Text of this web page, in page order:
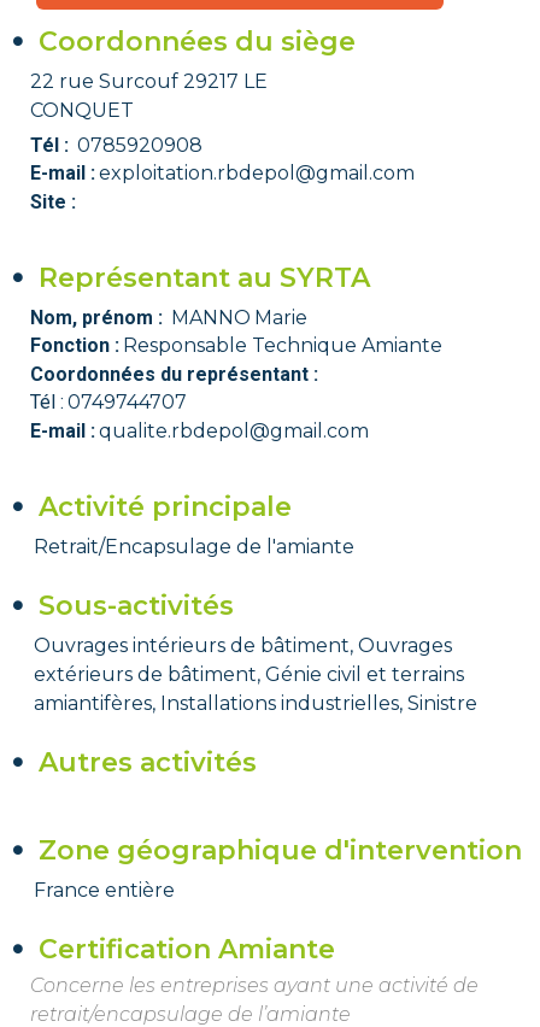
Coordonnées du siège
22 rue Surcouf 29217 LE
CONQUET
Tél : 0785920908
E-mail :exploitation.rbdepol@gmail.com
Site :
Représentant au SYRTA
Nom, prénom : MANNO Marie
Fonction : Responsable Technique Amiante
Coordonnées du représentant :
Tél : 0749744707
E-mail :qualite.rbdepol@gmail.com
Activité principale
Retrait/Encapsulage de l'amiante
Sous-activités
Ouvrages intérieurs de bâtiment, Ouvrages
extérieurs de bâtiment, Génie civil et terrains
amiantifères, Installations industrielles, Sinistre
Autres activités
Zone géographique d'intervention
France entière
Certification Amiante
Concerne les entreprises ayant une activité de
retrait/encapsulage de l’amiante